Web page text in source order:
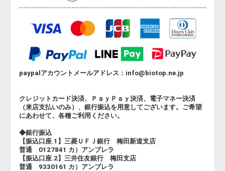
paypalアカウントメールアドレス：info@biotop.ne.jp
クレジットカード決済、ＰａｙＰａｙ決済、電子マネー決済
（来店支払いのみ）、銀行振込を用意してございます。ご希望
にあわせて、各種ご利用ください。
◆銀行振込
【振込口座.1】三菱ＵＦＪ銀行 梅田新道支店
普通 0127841 カ）アンブレラ
【振込口座.2】三井住友銀行 梅田支店
普通 9330161 カ）アンブレラ